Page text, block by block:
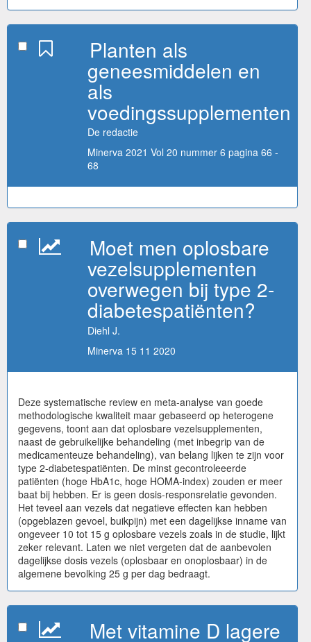
Planten als
geneesmiddelen en
als
voedingssupplementen
De redactie
Minerva 2021 Vol 20 nummer 6 pagina 66 -
68
Moet men oplosbare
vezelsupplementen
overwegen bij type 2-
diabetespatiënten?
Diehl J.
Minerva 15 11 2020
Deze systematische review en meta-analyse van goede
methodologische kwaliteit maar gebaseerd op heterogene
gegevens, toont aan dat oplosbare vezelsupplementen,
naast de gebruikelijke behandeling (met inbegrip van de
medicamenteuze behandeling), van belang lijken te zijn voor
type 2-diabetespatiënten. De minst gecontroleeerde
patiënten (hoge HbA1c, hoge HOMA-index) zouden er meer
baat bij hebben. Er is geen dosis-responsrelatie gevonden.
Het teveel aan vezels dat negatieve effecten kan hebben
(opgeblazen gevoel, buikpijn) met een dagelijkse inname van
ongeveer 10 tot 15 g oplosbare vezels zoals in de studie, lijkt
zeker relevant. Laten we niet vergeten dat de aanbevolen
dagelijkse dosis vezels (oplosbaar en onoplosbaar) in de
algemene bevolking 25 g per dag bedraagt.
Met vitamine D lagere